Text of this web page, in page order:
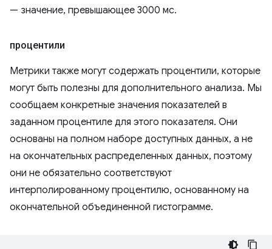
— значение, превышающее 3000 мс.
процентили
Метрики также могут содержать процентили, которые
могут быть полезны для дополнительного анализа. Мы
сообщаем конкретные значения показателей в
заданном процентиле для этого показателя. Они
основаны на полном наборе доступных данных, а не
на окончательных распределенных данных, поэтому
они не обязательно соответствуют
интерполированному процентилю, основанному на
окончательной объединенной гистограмме.